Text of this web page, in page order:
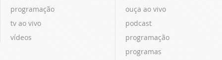
programação
tv ao vivo
vídeos
ouça ao vivo
podcast
programação
programas